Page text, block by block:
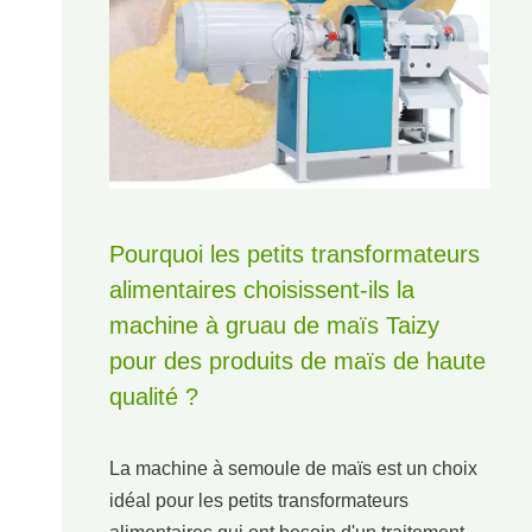
Pourquoi les petits transformateurs
alimentaires choisissent-ils la
machine à gruau de maïs Taizy
pour des produits de maïs de haute
qualité ?
La machine à semoule de maïs est un choix
idéal pour les petits transformateurs